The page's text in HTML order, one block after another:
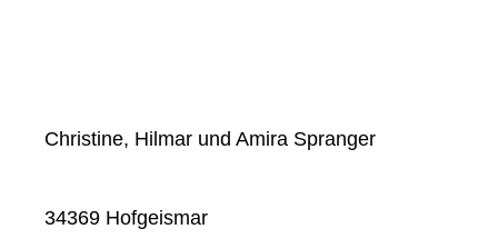
Christine, Hilmar und Amira Spranger
34369 Hofgeismar